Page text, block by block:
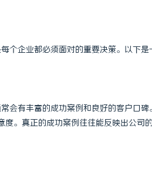
个企业都必须面对的重要决策。以下
会有丰富的成功案例和良好的客户口
度。真正的成功案例往往能反映出公司